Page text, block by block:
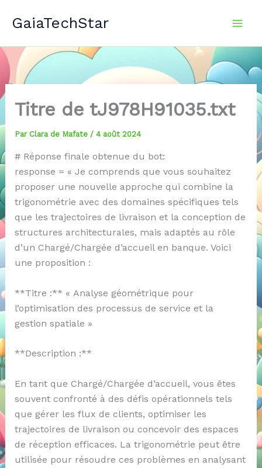
GaiaTechStar
Titre de tJ978H91035.txt
Par Clara de Mafate / 4 août 2024
# Réponse finale obtenue du bot:
response = « Je comprends que vous souhaitez
proposer une nouvelle approche qui combine la
trigonométrie avec des domaines spécifiques tels
que les trajectoires de livraison et la conception de
structures architecturales, mais adaptés au rôle
d’un Chargé/Chargée d’accueil en banque. Voici
une proposition :
**Titre :** « Analyse géométrique pour
l’optimisation des processus de service et la
gestion spatiale »
**Description :**
En tant que Chargé/Chargée d’accueil, vous êtes
souvent confronté à des défis opérationnels tels
que gérer les flux de clients, optimiser les
trajectoires de livraison ou concevoir des espaces
de réception efficaces. La trigonométrie peut être
utilisée pour résoudre ces problèmes en analysant